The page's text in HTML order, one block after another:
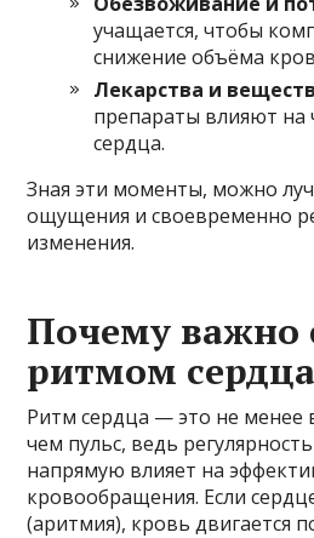
учащается, чтобы
снижение объёма
Лекарства и
препараты влияют на
сердца.
Зная эти моменты, можно
ощущения и своевременно
изменения.
Почему важно
ритмом
Ритм сердца — это не менее
чем пульс, ведь
напрямую влияет на
кровообращения. Если
(аритмия), кровь двигается